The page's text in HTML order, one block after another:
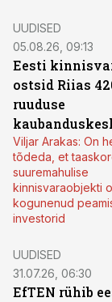
UUDISED
05.08.26, 09:13
Eesti
ostsid Riias
ruuduse
Viljar Arakas: On
tõdeda, et
suuremahulise
kinnisvaraobjekti
kogunenud
investorid
UUDISED
31.07.26, 06:30
EfTEN rühib